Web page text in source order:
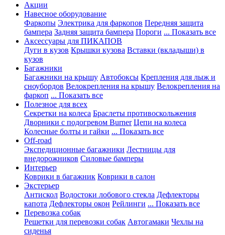
Акции
Навесное оборудование
Фаркопы Электрика для фаркопов Передняя защита
бампера Задняя защита бампера Пороги ... Показать все
Аксессуары для ПИКАПОВ
Дуги в кузов Крышки кузова Вставки (вкладыши) в
кузов
Багажники
Багажники на крышу Автобоксы Крепления для лыж и
сноубордов Велокрепления на крышу Велокрепления на
фаркоп ... Показать все
Полезное для всех
Секретки на колеса Браслеты противоскольжения
Дворники с подогревом Burner Цепи на колеса
Колесные болты и гайки ... Показать все
Off-road
Экспедиционные багажники Лестницы для
внедорожников Силовые бамперы
Интерьер
Коврики в багажник Коврики в салон
Экстерьер
Антискол Водостоки лобового стекла Дефлекторы
капота Дефлекторы окон Рейлинги ... Показать все
Перевозка собак
Решетки для перевозки собак Автогамаки Чехлы на
сиденья